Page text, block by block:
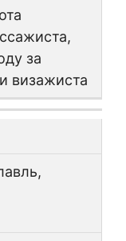
за
визажиста